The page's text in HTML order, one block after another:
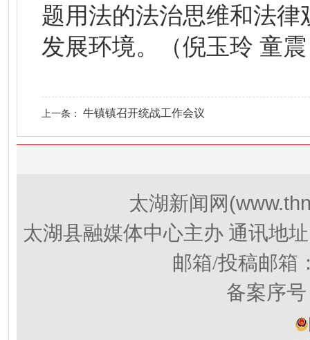
题用法的法治思维和法
发展环境。（倪玉玲 童
上一条： 牛镇镇召开统战工作会议
太湖新闻网
太湖县融媒体中心主办 通讯地
邮箱/投稿邮箱
备案序